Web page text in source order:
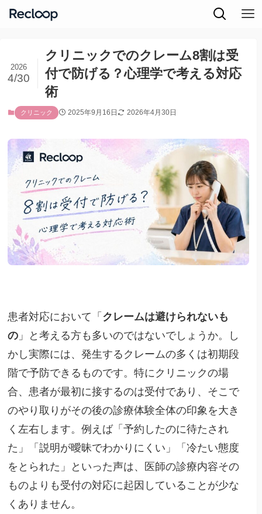
クリニックでのクレーム8割は受
付で防げる？心理学で考える対応
術
2026
4/30
クリニック 2025年9月16日 2026年4月30日
患者対応において「 クレームは避けられないも
の 」と考える方も多いのではないでしょうか。し
かし実際には、発生するクレームの多くは初期段
階で予防できるものです。特にクリニックの場
合、患者が最初に接するのは受付であり、そこで
のやり取りがその後の診療体験全体の印象を大き
く左右します。例えば「予約したのに待たされ
た」「説明が曖昧でわかりにくい」「冷たい態度
をとられた」といった声は、医師の診療内容その
ものよりも受付の対応に起因していることが少な
くありません。